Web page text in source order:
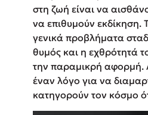
στη ζωή είναι να
να επιθυμούν εκδίκηση.
γενικά προβλήματα
θυμός και η εχθρότητά
την παραμικρή αφορμή.
έναν λόγο για να
κατηγορούν τον κόσμο